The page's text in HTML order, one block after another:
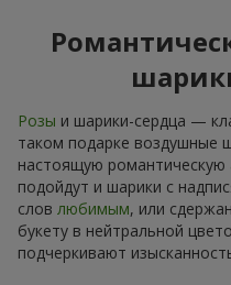
Розы и шарики-сердца —
таком подарке воздушные
настоящую романтическую
подойдут и шарики с
слов любимым, или
букету в нейтральной
подчеркивают